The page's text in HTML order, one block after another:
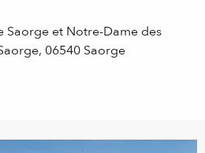
Saorge et Notre-Dame des
06540 Saorge
favoris